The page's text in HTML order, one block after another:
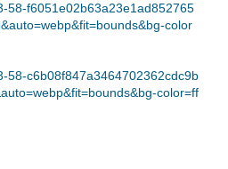
58-f6051e02b63a23e1ad852765
color
58-c6b08f847a3464702362cdc9b
color=ff